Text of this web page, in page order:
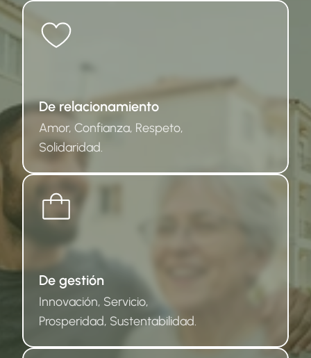
De relacionamiento
Amor, Confianza, Respeto,
Solidaridad.
De gestión
Innovación, Servicio,
Prosperidad, Sustentabilidad.